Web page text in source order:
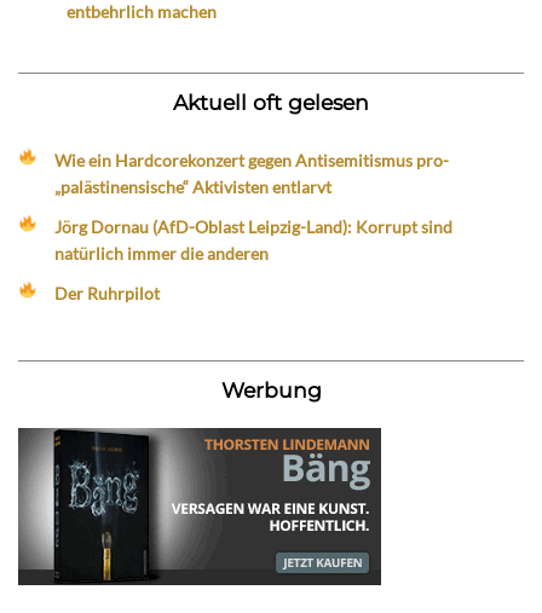
entbehrlich machen
Aktuell oft gelesen
Wie ein Hardcorekonzert gegen Antisemitismus pro-
„palästinensische“ Aktivisten entlarvt
Jörg Dornau (AfD-Oblast Leipzig-Land): Korrupt sind
natürlich immer die anderen
Der Ruhrpilot
Werbung